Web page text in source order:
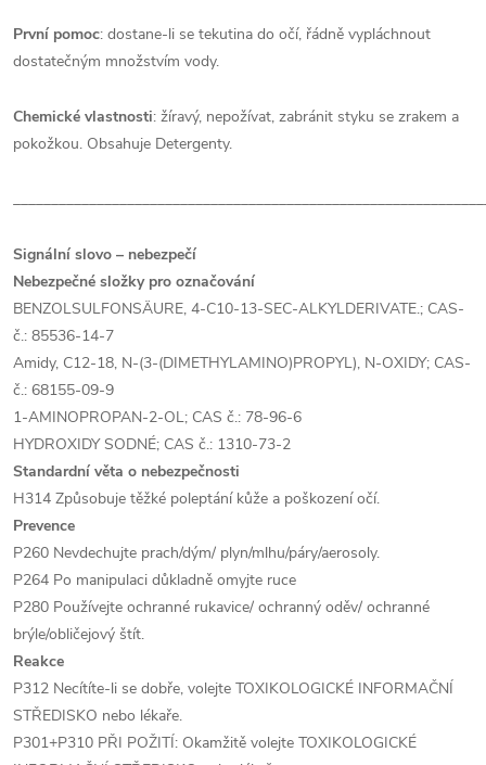
První pomoc: dostane-li se tekutina do očí, řádně vypláchnout
dostatečným množstvím vody.
Chemické vlastnosti: žíravý, nepožívat, zabránit styku se zrakem a
pokožkou. Obsahuje Detergenty.
Signální slovo – nebezpečí
Nebezpečné složky pro označování
BENZOLSULFONSÄURE, 4-C10-13-SEC-ALKYLDERIVATE.; CAS-
č.: 85536-14-7
Amidy, C12-18, N-(3-(DIMETHYLAMINO)PROPYL), N-OXIDY; CAS-
č.: 68155-09-9
1-AMINOPROPAN-2-OL; CAS č.: 78-96-6
HYDROXIDY SODNÉ; CAS č.: 1310-73-2
Standardní věta o nebezpečnosti
H314 Způsobuje těžké poleptání kůže a poškození očí.
Prevence
P260 Nevdechujte prach/dým/ plyn/mlhu/páry/aerosoly.
P264 Po manipulaci důkladně omyjte ruce
P280 Používejte ochranné rukavice/ ochranný oděv/ ochranné
brýle/obličejový štít.
Reakce
P312 Necítíte-li se dobře, volejte TOXIKOLOGICKÉ INFORMAČNÍ
STŘEDISKO nebo lékaře.
P301+P310 PŘI POŽITÍ: Okamžitě volejte TOXIKOLOGICKÉ